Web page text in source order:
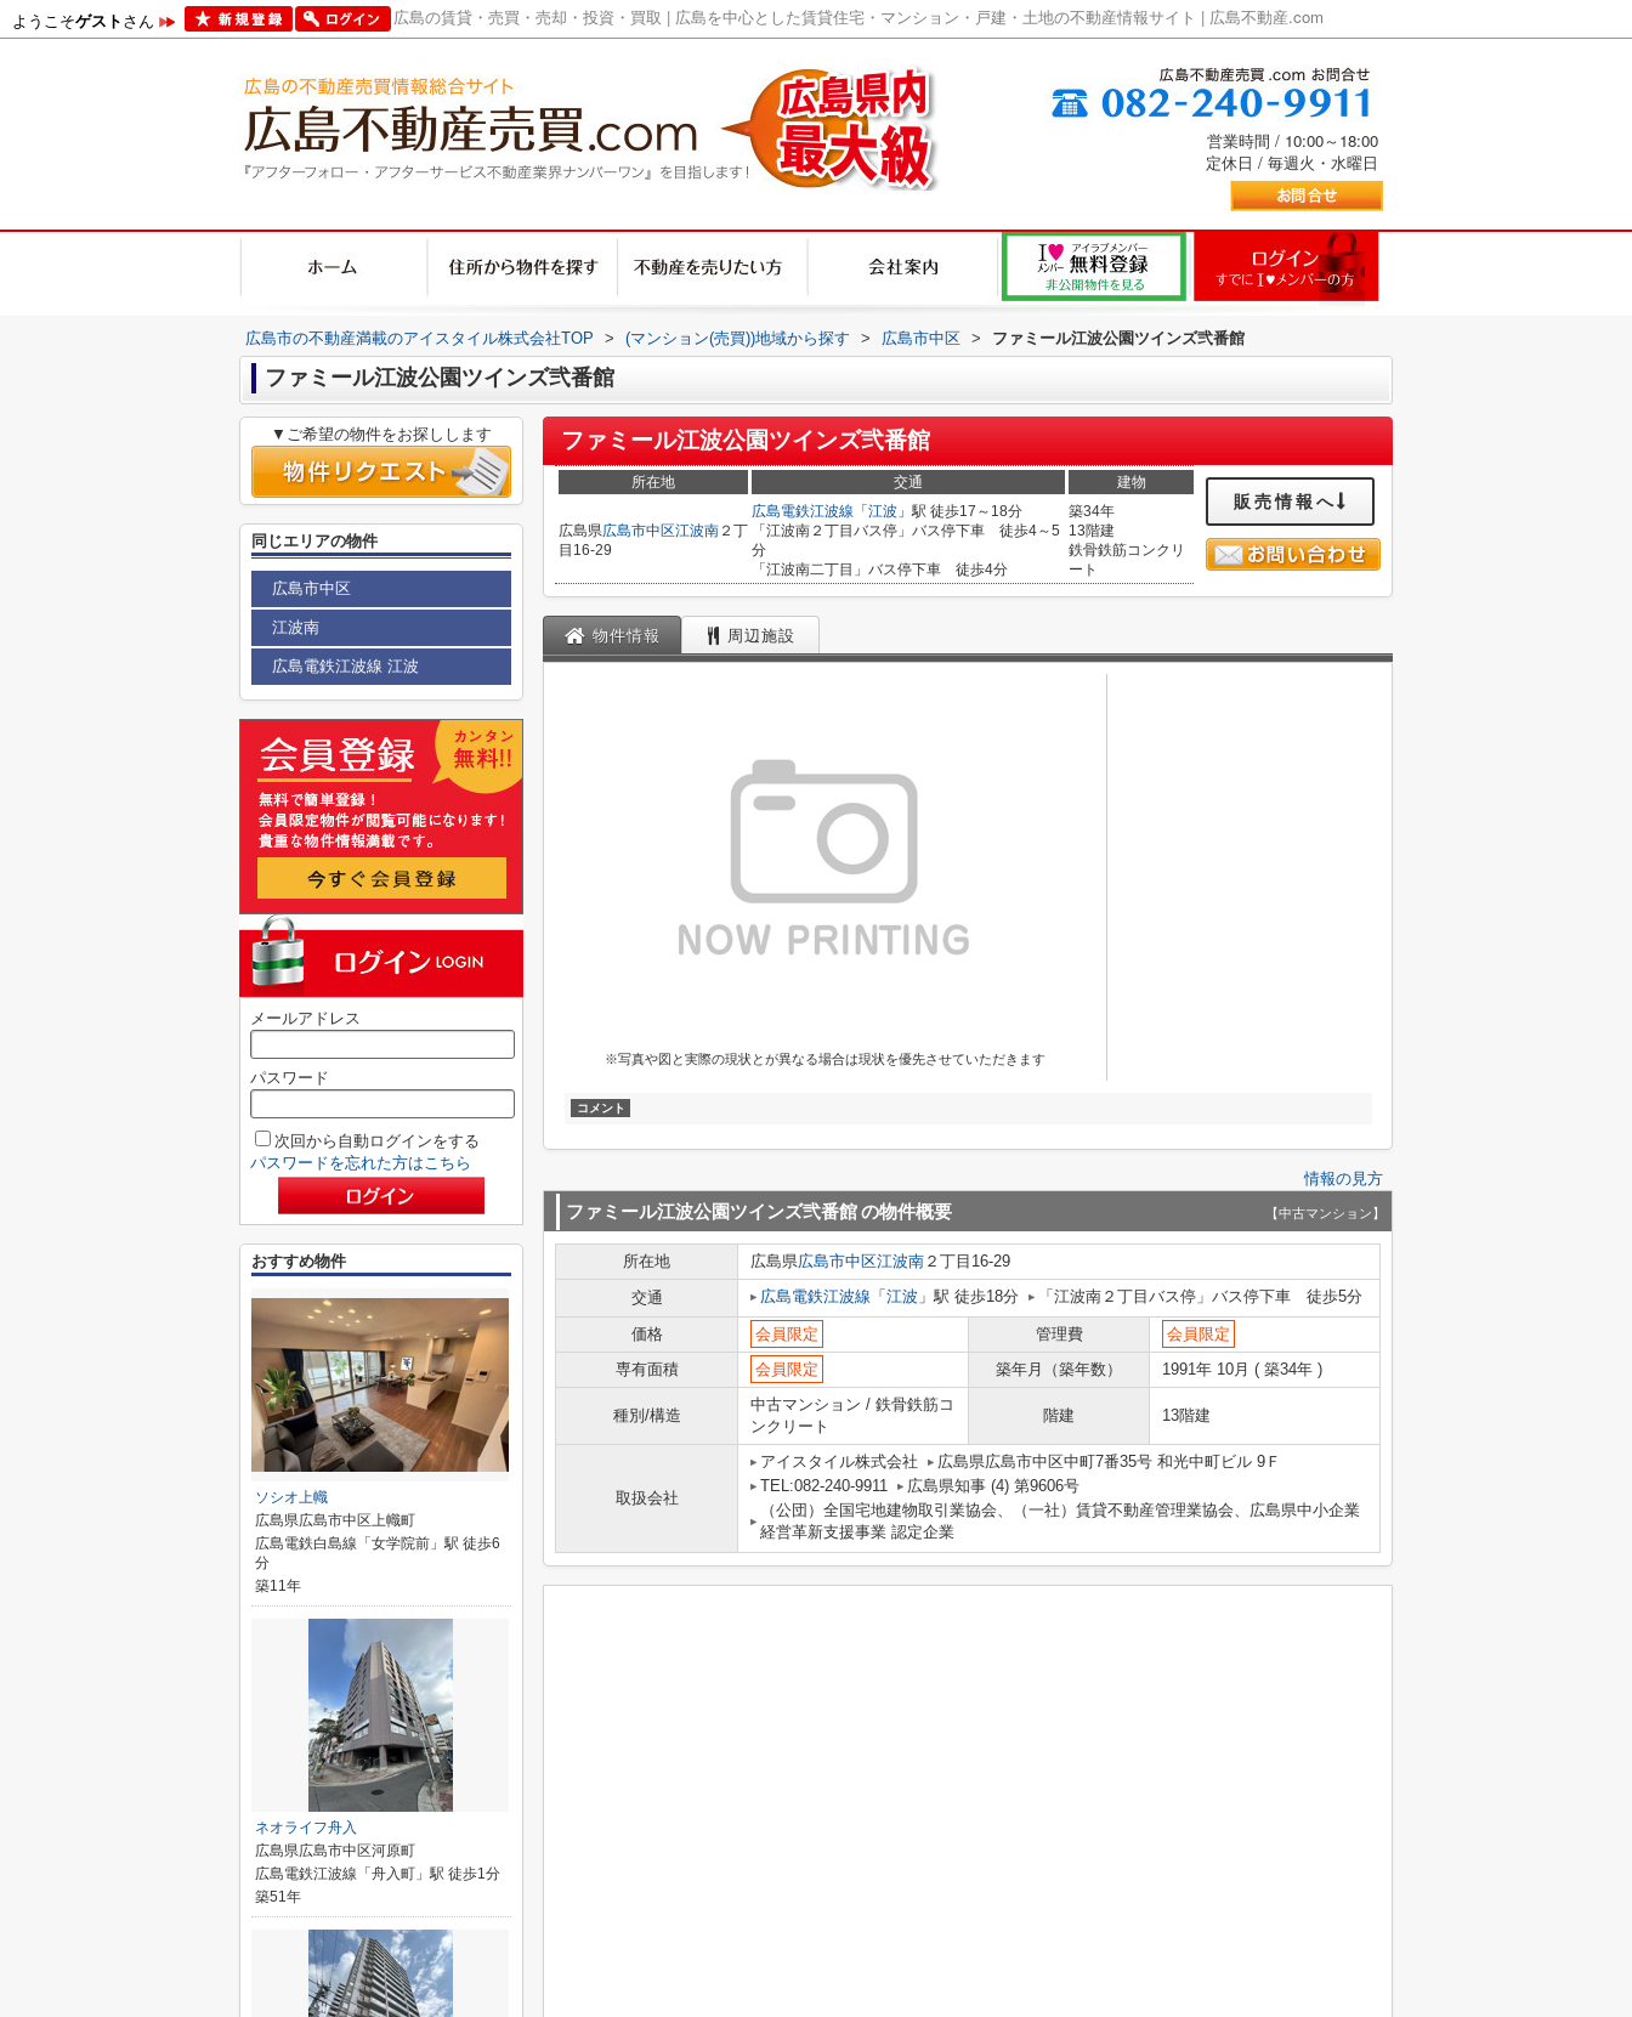
ようこそゲストさん 広島の賃貸・売買・売却・投資・買取 | 広島を中心とした賃貸住宅・マンション・戸建・土地の不動産情報サイト | 広島不動産.com
営業時間 / 10:00～18:00
定休日 / 毎週火・水曜日
広島市の不動産満載のアイスタイル株式会社TOP > (マンション(売買))地域から探す > 広島市中区 > ファミール江波公園ツインズ弐番館
ファミール江波公園ツインズ弐番館
ファミール江波公園ツインズ弐番館
所在地 交通 建物
広島県広島市中区江波南 ２丁
目16-29
広島電鉄江波線 「 江波 」駅 徒歩17～18分
「江波南２丁目バス停」バス停下車 徒歩4～5
分
「江波南二丁目」バス停下車 徒歩4分
築34年
13階建
鉄骨鉄筋コンクリ
ート
販売情報へ
物件情報 周辺施設
※写真や図と実際の現状とが異なる場合は現状を優先させていただきます
コメント
情報の見方
ファミール江波公園ツインズ弐番館の物件概要 【中古マンション】
所在地 広島県広島市中区江波南 ２丁目16-29
交通
広島電鉄江波線 「 江波 」駅 徒歩18分 「江波南２丁目バス停」バス停下車 徒歩5分
価格 会員限定 管理費
会員限定
専有面積
会員限定 築年月（築年数） 1991年 10月 ( 築34年 )
種別/構造
中古マンション / 鉄骨鉄筋コ
ンクリート
階建 13階建
取扱会社
アイスタイル株式会社
広島県広島市中区中町7番35号 和光中町ビル 9Ｆ
TEL:082-240-9911
広島県知事 (4) 第9606号
（公団）全国宅地建物取引業協会、（一社）賃貸不動産管理業協会、広島県中小企業
経営革新支援事業 認定企業
▼ご希望の物件をお探しします
同じエリアの物件
広島市中区
江波南
広島電鉄江波線 江波
メールアドレス
パスワード
次回から自動ログインをする
パスワードを忘れた方はこちら
おすすめ物件
ソシオ上幟
広島県広島市中区上幟町
広島電鉄白島線「女学院前」駅 徒歩6
分
築11年
ネオライフ舟入
広島県広島市中区河原町
広島電鉄江波線「舟入町」駅 徒歩1分
築51年